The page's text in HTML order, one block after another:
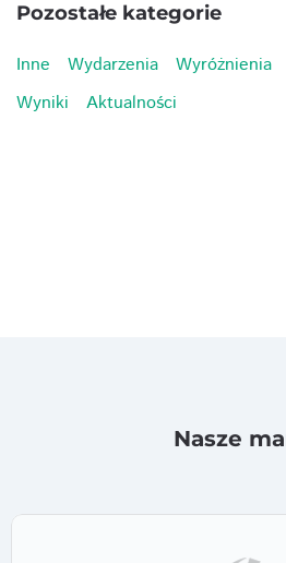
Pozostałe kategorie
Inne Wydarzenia Wyróżnienia
Wyniki
Aktualności
Nasze